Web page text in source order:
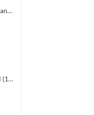
Sports - Manifestations - Festivités : Rapports d'activités. Bilans financiers
Service des sports : Correspondance avec le Conseil Général (1996-1999), Conseil Régional (1996-2000), Préfecture du Gard (1995-1997), Direction Départementale jeunesse et sports (1995-2000)